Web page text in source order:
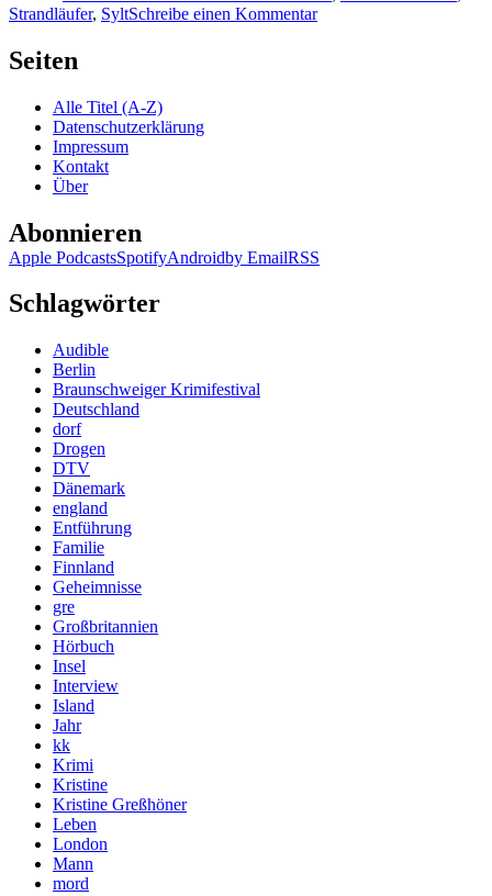
Strandläufer, SyltSchreibe einen Kommentarzu
Seiten
Alle Titel (A-Z)
Datenschutzerklärung
Impressum
Kontakt
Über
Abonnieren
Apple PodcastsSpotifyAndroidby EmailRSS
Schlagwörter
Audible
Berlin
Braunschweiger Krimifestival
Deutschland
dorf
Drogen
DTV
Dänemark
england
Entführung
Familie
Finnland
Geheimnisse
gre
Großbritannien
Hörbuch
Insel
Interview
Island
Jahr
kk
Krimi
Kristine
Kristine Greßhöner
Leben
London
Mann
mord